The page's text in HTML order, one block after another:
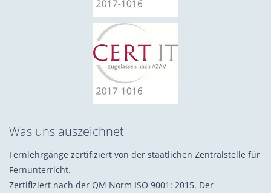
Was uns auszeichnet
Fernlehrgänge zertifiziert von der staatlichen Zentralstelle für
Fernunterricht.
Zertifiziert nach der QM Norm ISO 9001: 2015. Der